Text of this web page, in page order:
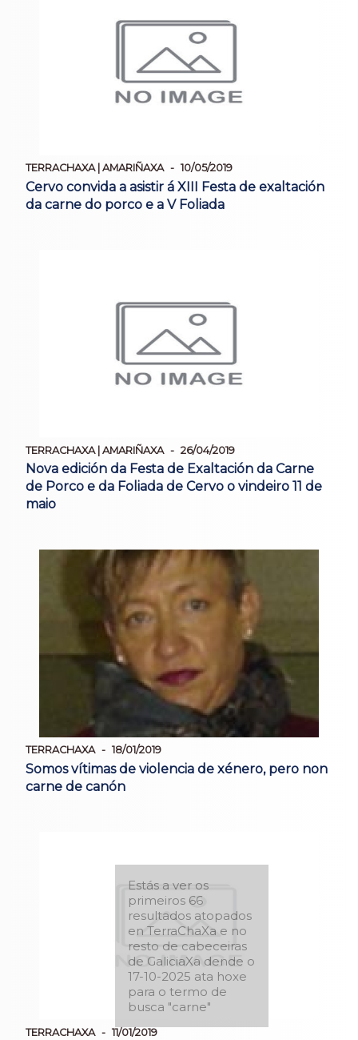
TERRACHAXA | AMARIÑAXA 10/05/2019
Cervo convida a asistir á XIII Festa de exaltación
da carne do porco e a V Foliada
TERRACHAXA | AMARIÑAXA 26/04/2019
Nova edición da Festa de Exaltación da Carne
de Porco e da Foliada de Cervo o vindeiro 11 de
maio
TERRACHAXA 18/01/2019
Somos vítimas de violencia de xénero, pero non
carne de canón
TERRACHAXA 11/01/2019
Estás a ver os
primeiros 66
resultados atopados
en TerraChaXa e no
resto de cabeceiras
de GaliciaXa dende o
17-10-2025 ata hoxe
para o termo de
busca "carne"